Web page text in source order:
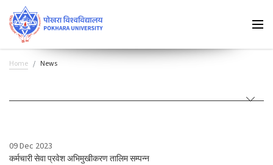
Home News
09 Dec 2023
कर्मचारी सेवा प्रवेश अभिमुखीकरण तालिम सम्पन्न